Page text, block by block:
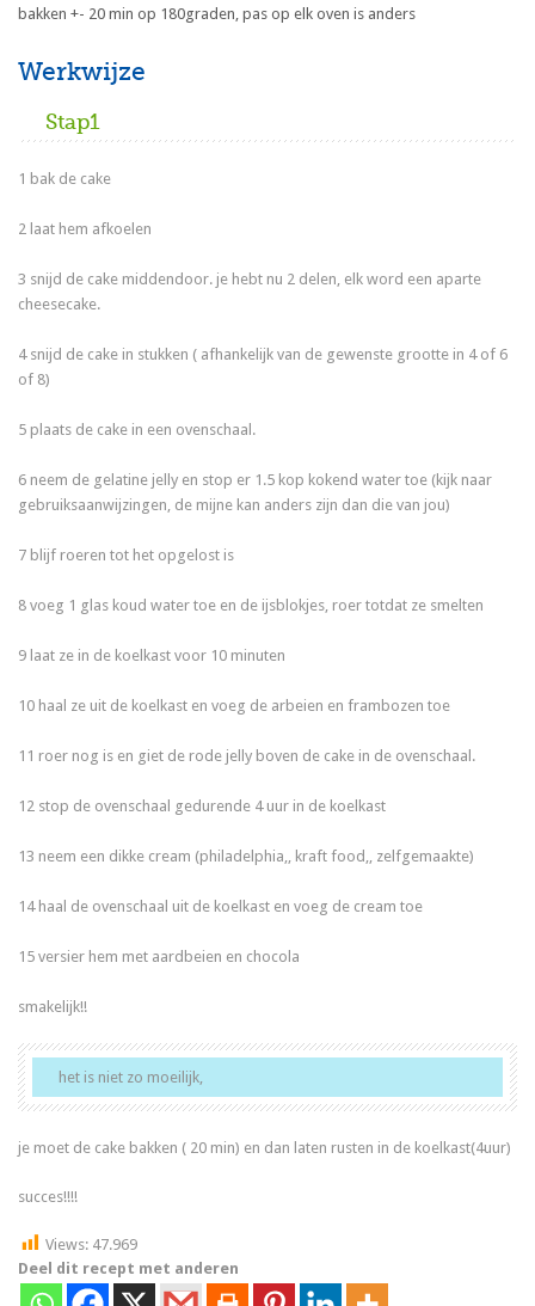
bakken +- 20 min op 180graden, pas op elk oven is anders
Werkwijze
Stap1
1 bak de cake
2 laat hem afkoelen
3 snijd de cake middendoor. je hebt nu 2 delen, elk word een aparte
cheesecake.
4 snijd de cake in stukken ( afhankelijk van de gewenste grootte in 4 of 6
of 8)
5 plaats de cake in een ovenschaal.
6 neem de gelatine jelly en stop er 1.5 kop kokend water toe (kijk naar
gebruiksaanwijzingen, de mijne kan anders zijn dan die van jou)
7 blijf roeren tot het opgelost is
8 voeg 1 glas koud water toe en de ijsblokjes, roer totdat ze smelten
9 laat ze in de koelkast voor 10 minuten
10 haal ze uit de koelkast en voeg de arbeien en frambozen toe
11 roer nog is en giet de rode jelly boven de cake in de ovenschaal.
12 stop de ovenschaal gedurende 4 uur in de koelkast
13 neem een dikke cream (philadelphia,, kraft food,, zelfgemaakte)
14 haal de ovenschaal uit de koelkast en voeg de cream toe
15 versier hem met aardbeien en chocola
smakelijk!!
het is niet zo moeilijk,
je moet de cake bakken ( 20 min) en dan laten rusten in de koelkast(4uur)
succes!!!!
Views: 47.969
Deel dit recept met anderen